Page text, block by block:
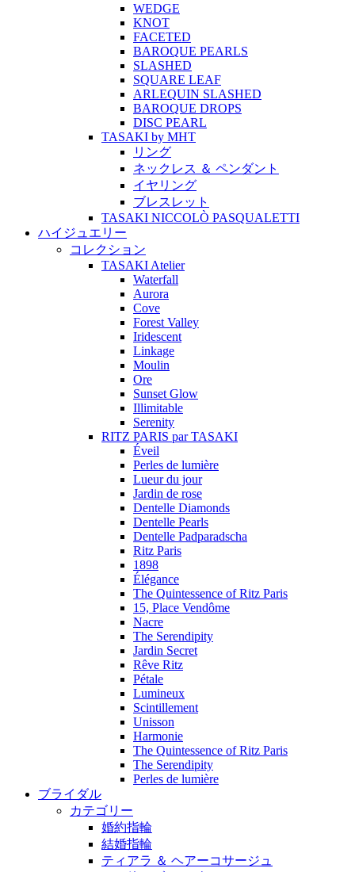
WEDGE
KNOT
FACETED
BAROQUE PEARLS
SLASHED
SQUARE LEAF
ARLEQUIN SLASHED
BAROQUE DROPS
DISC PEARL
TASAKI by MHT
リング
ネックレス ＆ ペンダント
イヤリング
ブレスレット
TASAKI NICCOLÒ PASQUALETTI
ハイジュエリー
コレクション
TASAKI Atelier
Waterfall
Aurora
Cove
Forest Valley
Iridescent
Linkage
Moulin
Ore
Sunset Glow
Illimitable
Serenity
RITZ PARIS par TASAKI
Éveil
Perles de lumière
Lueur du jour
Jardin de rose
Dentelle Diamonds
Dentelle Pearls
Dentelle Padparadscha
Ritz Paris
1898
Élégance
The Quintessence of Ritz Paris
15, Place Vendôme
Nacre
The Serendipity
Jardin Secret
Rêve Ritz
Pétale
Lumineux
Scintillement
Unisson
Harmonie
The Quintessence of Ritz Paris
The Serendipity
Perles de lumière
ブライダル
カテゴリー
婚約指輪
結婚指輪
ティアラ ＆ ヘアーコサージュ